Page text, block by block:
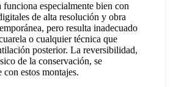
funciona especialmente bien con
de alta resolución y obra
pero resulta inadecuado
o cualquier técnica que
posterior. La reversibilidad,
de la conservación, se
con estos montajes.